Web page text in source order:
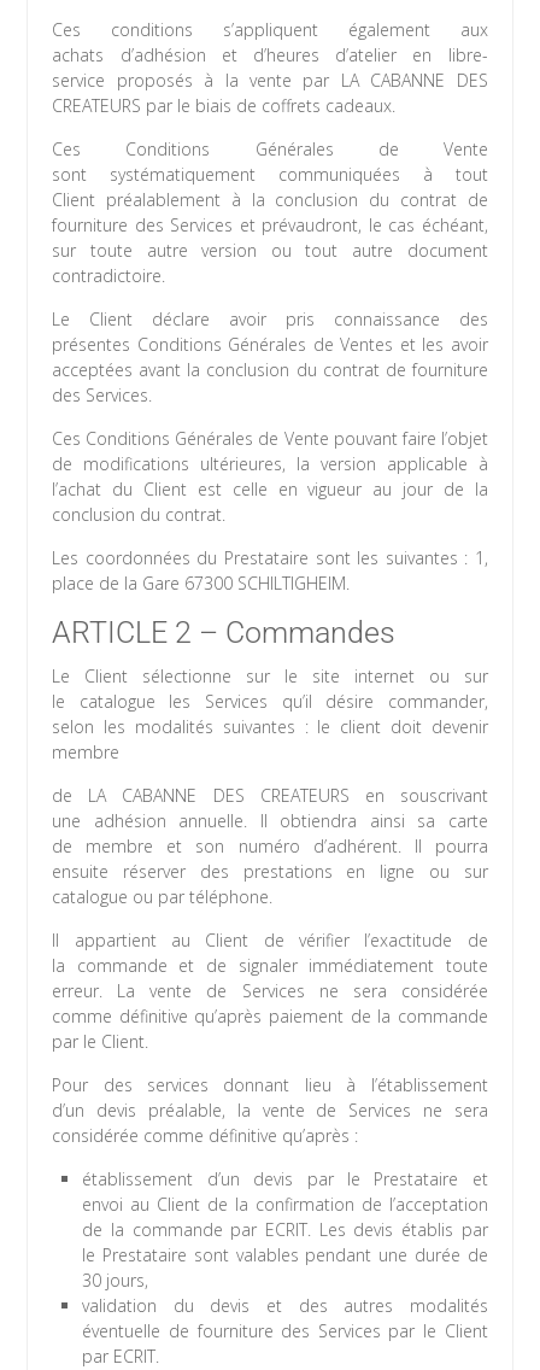
Ces conditions s’appliquent également aux
achats d’adhésion et d’heures d’atelier en libre-
service proposés à la vente par LA CABANNE DES
CREATEURS par le biais de coffrets cadeaux.
Ces Conditions Générales de Vente
sont systématiquement communiquées à tout
Client préalablement à la conclusion du contrat de
fourniture des Services et prévaudront, le cas échéant,
sur toute autre version ou tout autre document
contradictoire.
Le Client déclare avoir pris connaissance des
présentes Conditions Générales de Ventes et les avoir
acceptées avant la conclusion du contrat de fourniture
des Services.
Ces Conditions Générales de Vente pouvant faire l’objet
de modifications ultérieures, la version applicable à
l’achat du Client est celle en vigueur au jour de la
conclusion du contrat.
Les coordonnées du Prestataire sont les suivantes : 1,
place de la Gare 67300 SCHILTIGHEIM.
ARTICLE 2 – Commandes
Le Client sélectionne sur le site internet ou sur
le catalogue les Services qu’il désire commander,
selon les modalités suivantes : le client doit devenir
membre
de LA CABANNE DES CREATEURS en souscrivant
une adhésion annuelle. Il obtiendra ainsi sa carte
de membre et son numéro d’adhérent. Il pourra
ensuite réserver des prestations en ligne ou sur
catalogue ou par téléphone.
Il appartient au Client de vérifier l’exactitude de
la commande et de signaler immédiatement toute
erreur. La vente de Services ne sera considérée
comme définitive qu’après paiement de la commande
par le Client.
Pour des services donnant lieu à l’établissement
d’un devis préalable, la vente de Services ne sera
considérée comme définitive qu’après :
établissement d’un devis par le Prestataire et
envoi au Client de la confirmation de l’acceptation
de la commande par ECRIT. Les devis établis par
le Prestataire sont valables pendant une durée de
30 jours,
validation du devis et des autres modalités
éventuelle de fourniture des Services par le Client
par ECRIT.